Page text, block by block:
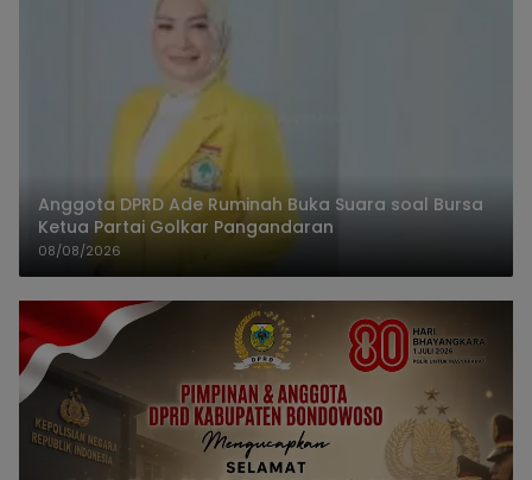
Anggota DPRD Ade Ruminah Buka Suara soal Bursa
Ketua Partai Golkar Pangandaran
08/08/2026